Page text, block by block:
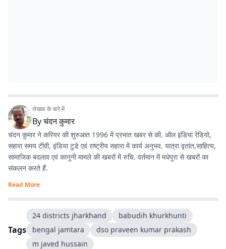
लेखक के बारे में
Byचंदन कुमार
चंदन कुमार ने करियर की शुरुआत 1996 में प्रभात खबर से की. ऑल इंडिया रेडियो,
सहारा समय टीवी, इंडिया टुडे एवं राष्ट्रीय सहारा में कार्य अनुभव. यात्रा वृतांत,साहित्य,
सामाजिक बदलाव एवं कानूनी मामले की खबरों में रुचि. वर्तमान में मधेपुरा से खबरों का
संकलन करते हैं.
Read More
Tags
24 districts jharkhand
babudih khurkhunti
bengal jamtara
dso praveen kumar prakash
m javed hussain